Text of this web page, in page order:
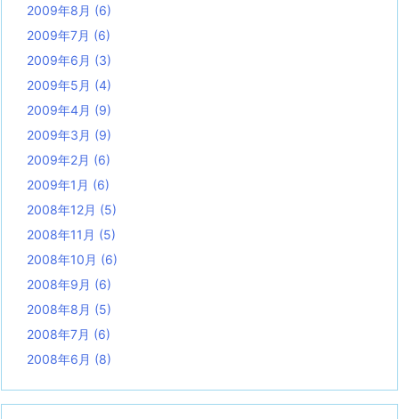
2009年8月 (6)
2009年7月 (6)
2009年6月 (3)
2009年5月 (4)
2009年4月 (9)
2009年3月 (9)
2009年2月 (6)
2009年1月 (6)
2008年12月 (5)
2008年11月 (5)
2008年10月 (6)
2008年9月 (6)
2008年8月 (5)
2008年7月 (6)
2008年6月 (8)